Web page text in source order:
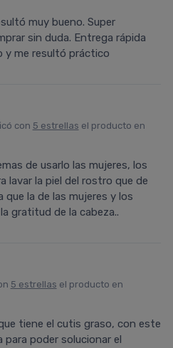
muy bueno. Super
sin duda. Entrega rápida
y me resultó práctico
con 5 estrellas el producto en
de usarlo las mujeres, los
lavar la piel del rostro que de
que la de las mujeres y los
gratitud de la cabeza..
5 estrellas el producto en
tiene el cutis graso, con este
poder solucionar el